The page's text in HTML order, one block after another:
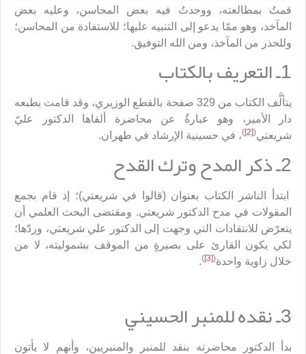
قمتُ بمطالعته، ووجدتُ فيه بعض المحاسن، وعليه بعض
المآخذ، وهو ممّا يدعو إلى التنبيه عليها؛ للاستفادة من المحاسن؛
وللحذر من المآخذ، ومن الله التوفيق.
1ـ التعريف بالكتاب
يتألَّف الكتاب من 329 صفحة بالقطع الوزيري، وقد قامت بطبعه
دار الأمير، وهو عبارةٌ عن محاضرة ألقاها الدكتور عليّ
شريعتي(
[2]
)، في حسينية الإرشاد في طهران.
2ـ ذكر المدح وترك القدح
ابتدأ الناشر الكتاب بعنوان (قالوا في شريعتي)؛ إذ قام بجمع
المقولات في مدح الدكتور شريعتي. ومقتضى البحث العلمي أن
يتعرّض للانتقادات التي وجهت إلى الدكتور علي شريعتي، وردّها؛
لكي يكون القارئ على بصيرةٍ من الموقف بشموليته، لا من
خلال زاوية واحدة(
[3]
)
.
3ـ نقده للمنبر الحسيني
بدأ الدكتور محاضرته بنقد للمنبر والمنبريين، وأنهم لا يأتون